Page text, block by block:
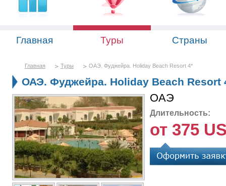
Главная Туры Страны
Главная Туры ОАЭ. Фуджейра. Holiday Beach Resort 4*
ОАЭ. Фуджейра. Holiday Beach Resort
ОАЭ
Длительность:
от 375